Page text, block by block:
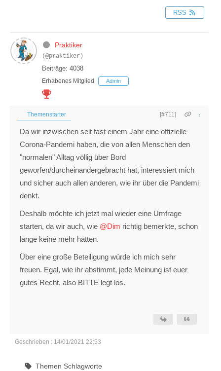
RSS
Praktiker
(@praktiker)
Beiträge: 4038
Erhabenes Mitglied Admin
Themenstarter [#711]
Da wir inzwischen seit fast einem Jahr eine offizielle
Corona-Pandemi haben, die von allen Menschen den
"normalen" Alltag völlig über Bord
geworfen/durcheinandergebracht hat, interessiert mich
und sicher auch allen anderen, wie ihr über die Pandemi
denkt.
Deshalb möchte ich jetzt mal wieder eine Umfrage
starten, da wir auch, wie @Dim richtig bemerkte, schon
lange keine mehr hatten.
Über eine große Beteiligung würde ich mich sehr
freuen. Egal, wie ihr abstimmt, jede Meinung ist euer
gutes Recht, also BITTE legt los.
Geschrieben : 14/01/2021 22:53
Themen Schlagworte